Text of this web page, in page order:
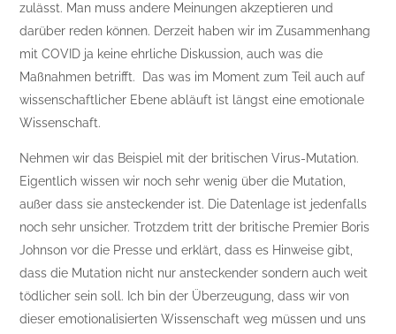
zulässt. Man muss andere Meinungen akzeptieren und
darüber reden können. Derzeit haben wir im Zusammenhang
mit COVID ja keine ehrliche Diskussion, auch was die
Maßnahmen betrifft. Das was im Moment zum Teil auch auf
wissenschaftlicher Ebene abläuft ist längst eine emotionale
Wissenschaft.
Nehmen wir das Beispiel mit der britischen Virus-Mutation.
Eigentlich wissen wir noch sehr wenig über die Mutation,
außer dass sie ansteckender ist. Die Datenlage ist jedenfalls
noch sehr unsicher. Trotzdem tritt der britische Premier Boris
Johnson vor die Presse und erklärt, dass es Hinweise gibt,
dass die Mutation nicht nur ansteckender sondern auch weit
tödlicher sein soll. Ich bin der Überzeugung, dass wir von
dieser emotionalisierten Wissenschaft weg müssen und uns